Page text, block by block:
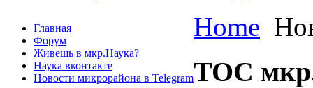
Главная
Форум
Живешь в мкр.Наука?
Наука вконтакте
Новости микрорайона в Telegram
Home
ТОС